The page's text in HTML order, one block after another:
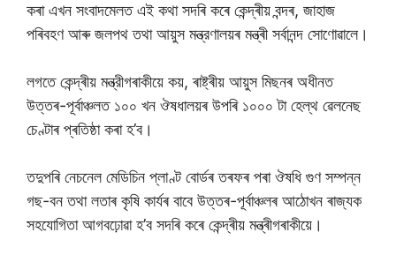
কৰা এখন সংবাদমেলত এই কথা সদৰি কৰে কেন্দ্ৰীয় বন্দৰ, জাহাজ
পৰিবহণ আৰু জলপথ তথা আয়ুস মন্ত্রণালয়ৰ মন্ত্ৰী সৰ্বানন্দ সোণোৱালে।
লগতে কেন্দ্ৰীয় মন্ত্রীগৰাকীয়ে কয়, ৰাষ্ট্ৰীয় আয়ুস মিছনৰ অধীনত
উত্তৰ-পূৰ্বাঞ্চলত ১০০ খন ঔষধালয়ৰ উপৰি ১০০০ টা হেল্থ ৱেলনেছ
চেণ্টাৰ প্ৰতিষ্ঠা কৰা হ’ব।
তদুপৰি নেচনেল মেডিচিন প্লাণ্ট বোৰ্ডৰ তৰফৰ পৰা ঔষধি গুণ সম্পন্ন
গছ-বন তথা লতাৰ কৃষি কাৰ্যৰ বাবে উত্তৰ-পূৰ্বাঞ্চলৰ আঠোখন ৰাজ্যক
সহযোগিতা আগবঢ়োৱা হ’ব সদৰি কৰে কেন্দ্ৰীয় মন্ত্ৰীগৰাকীয়ে।